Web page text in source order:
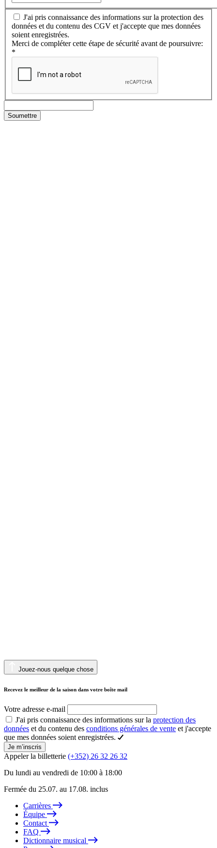
J'ai pris connaissance des informations sur la protection des
données et du contenu des CGV et j'accepte que mes données
soient enregistrées.
Merci de compléter cette étape de sécurité avant de poursuivre:
*
Jouez-nous quelque chose
Recevez le meilleur de la saison dans votre boîte mail
Votre adresse e-mail
J'ai pris connaissance des informations sur la protection des
données et du contenu des conditions générales de vente et j'accepte
que mes données soient enregistrées.
Je m’inscris
Appeler la billetterie (+352) 26 32 26 32
Du lundi au vendredi de 10:00 à 18:00
Fermée du 25.07. au 17.08. inclus
Carrières
Équipe
Contact
FAQ
Dictionnaire musical